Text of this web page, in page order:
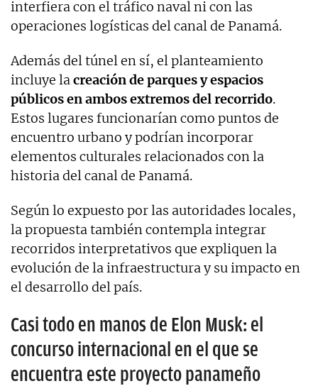
interfiera con el tráfico naval ni con las
operaciones logísticas del canal de Panamá.
Además del túnel en sí, el planteamiento
incluye lacreación de parques y espacios
públicos en ambos extremos del recorrido.
Estos lugares funcionarían como puntos de
encuentro urbano y podrían incorporar
elementos culturales relacionados con la
historia del canal de Panamá.
Según lo expuesto por las autoridades locales,
la propuesta también contempla integrar
recorridos interpretativos que expliquen la
evolución de la infraestructura y su impacto en
el desarrollo del país.
Casi todo en manos de Elon Musk: el
concurso internacional en el que se
encuentra este proyecto panameño